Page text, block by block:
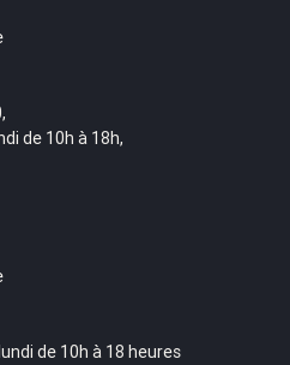
de 10h à 18h,
de 10h à 18 heures